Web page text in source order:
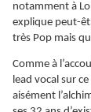
notamment à
explique peut-
très Pop mais
Comme à
lead vocal sur
aisément